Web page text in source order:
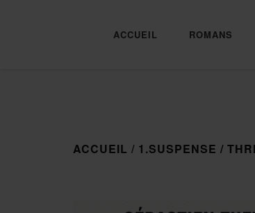
ACCUEIL ROMANS
ACCUEIL / 1.SUSPENSE /